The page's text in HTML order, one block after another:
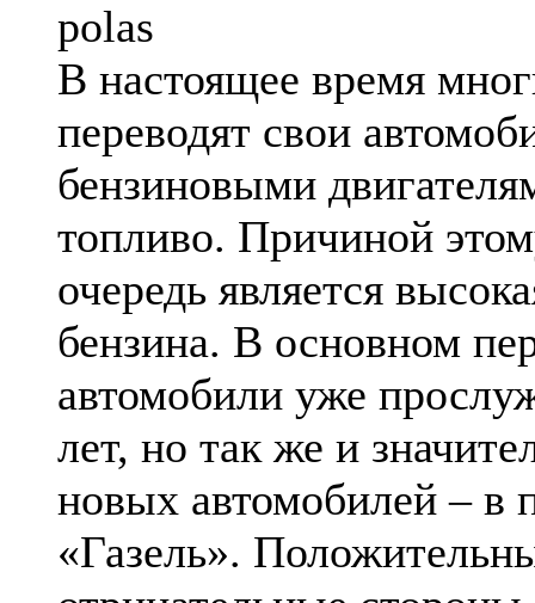
polas
В настоящее время
переводят свои
бензиновыми
топливо. Причиной
очередь является
бензина. В основном
автомобили уже
лет, но так же и
новых автомобилей – в
«Газель».